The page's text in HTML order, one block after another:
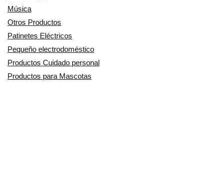
Música
Otros Productos
Patinetes Eléctricos
Pequeño electrodoméstico
Productos Cuidado personal
Productos para Mascotas